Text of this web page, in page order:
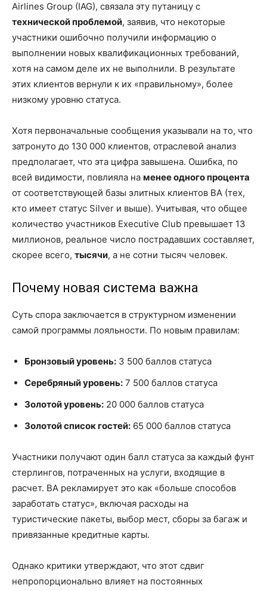
Airlines Group (IAG), связала эту путаницу с
технической проблемой, заявив, что некоторые
участники ошибочно получили информацию о
выполнении новых квалификационных требований,
хотя на самом деле их не выполнили. В результате
этих клиентов вернули к их «правильному», более
низкому уровню статуса.
Хотя первоначальные сообщения указывали на то, что
затронуто до 130 000 клиентов, отраслевой анализ
предполагает, что эта цифра завышена. Ошибка, по
всей видимости, повлияла на менее одного процента
от соответствующей базы элитных клиентов BA (тех,
кто имеет статус Silver и выше). Учитывая, что общее
количество участников Executive Club превышает 13
миллионов, реальное число пострадавших составляет,
скорее всего, тысячи, а не сотни тысяч человек.
Почему новая система важна
Суть спора заключается в структурном изменении
самой программы лояльности. По новым правилам:
Бронзовый уровень: 3 500 баллов статуса
Серебряный уровень: 7 500 баллов статуса
Золотой уровень: 20 000 баллов статуса
Золотой список гостей: 65 000 баллов статуса
Участники получают один балл статуса за каждый фунт
стерлингов, потраченных на услуги, входящие в
расчет. BA рекламирует это как «больше способов
заработать статус», включая расходы на
туристические пакеты, выбор мест, сборы за багаж и
привязанные кредитные карты.
Однако критики утверждают, что этот сдвиг
непропорционально влияет на постоянных